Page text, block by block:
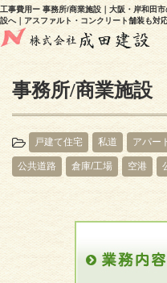
工事費用ー 事務所/商業施設｜大阪・岸和田
設へ｜アスファルト・コンクリート舗装も対
事務所/商業施設
戸建て住宅 私道 アパー
公共道路 倉庫/工場 空港